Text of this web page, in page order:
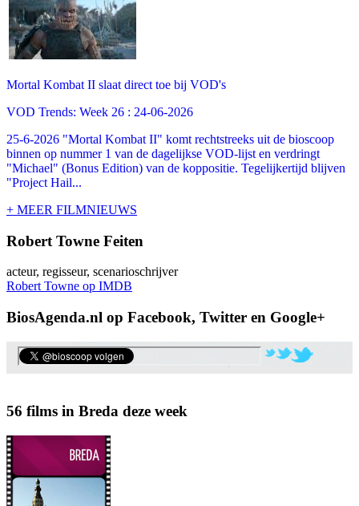
Mortal Kombat II slaat direct toe bij VOD's
VOD Trends: Week 26 : 24-06-2026
25-6-2026 "Mortal Kombat II" komt rechtstreeks uit de bioscoop
binnen op nummer 1 van de dagelijkse VOD-lijst en verdringt
"Michael" (Bonus Edition) van de koppositie. Tegelijkertijd blijven
"Project Hail...
+ MEER FILMNIEUWS
Robert Towne Feiten
acteur, regisseur, scenarioschrijver
Robert Towne op IMDB
BiosAgenda.nl op Facebook, Twitter en Google+
56 films in Breda deze week